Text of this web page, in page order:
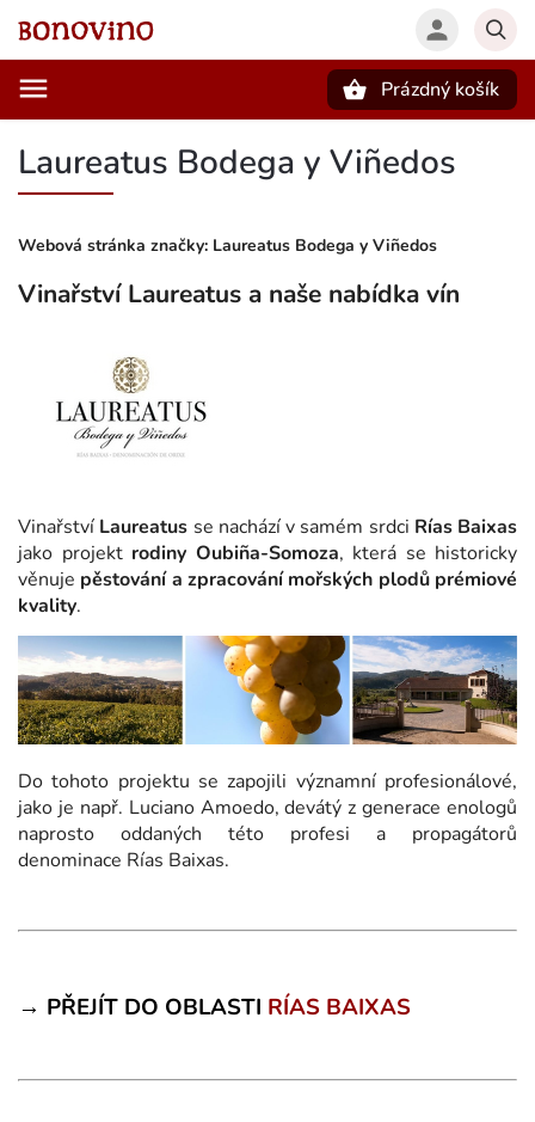
Prázdný košík
Laureatus Bodega y Viñedos
Webová stránka značky: Laureatus Bodega y Viñedos
Vinařství Laureatus a naše nabídka vín
Vinařství Laureatus se nachází v samém srdci Rías Baixas
jako projekt rodiny Oubiña-Somoza, která se historicky
věnuje pěstování a zpracování mořských plodů prémiové
kvality.
Do tohoto projektu se zapojili významní profesionálové,
jako je např. Luciano Amoedo, devátý z generace enologů
naprosto oddaných této profesi a propagátorů
denominace Rías Baixas.
→ PŘEJÍT DO OBLASTI RÍAS BAIXAS